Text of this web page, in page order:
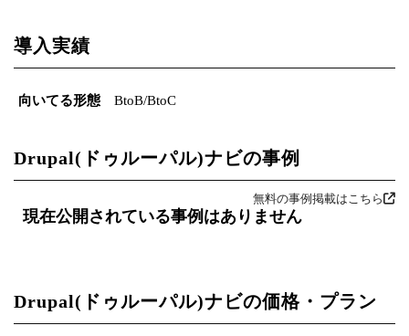
導入実績
向いてる形態 BtoB/BtoC
Drupal(ドゥルーパル)ナビの事例
無料の事例掲載はこちら
現在公開されている事例はありません
Drupal(ドゥルーパル)ナビの価格・プラン